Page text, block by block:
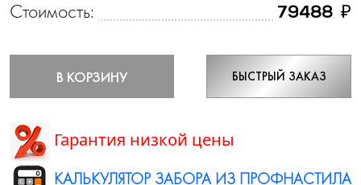
Стоимость: 79488 ₽
В КОРЗИНУ БЫСТРЫЙ ЗАКАЗ
Гарантия низкой цены
КАЛЬКУЛЯТОР ЗАБОРА ИЗ ПРОФНАСТИЛА